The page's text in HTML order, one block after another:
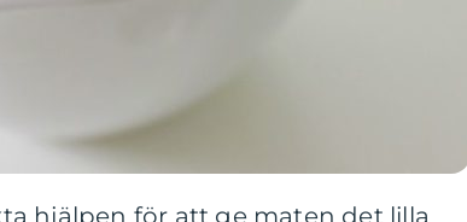
hjälpen för att ge maten det lilla